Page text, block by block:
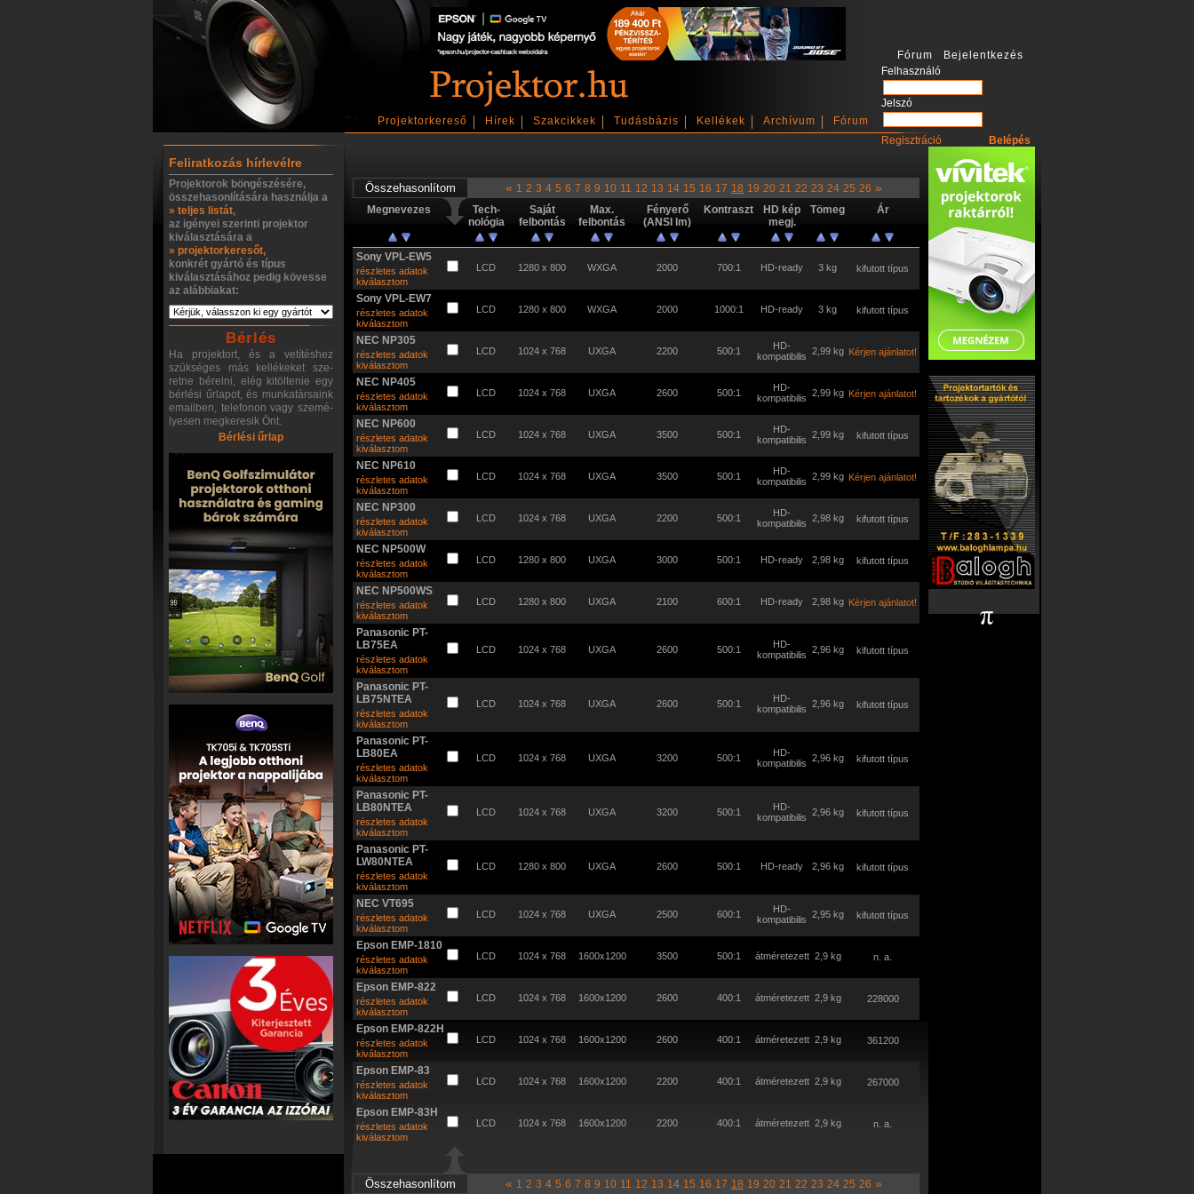
Fórum Bejelentkezés
Felhasználó
Jelszó
Regisztráció
Projektorkereső Hírek Szakcikkek Tudásbázis Kellékek Archívum Fórum
Feliratkozás hírlevélre
Projektorok böngészésére,
összehasonlítására használja a
» teljes listát,
az igényei szerinti projektor
kiválasztására a
» projektorkeresőt,
konkrét gyártó és típus
kiválasztásához pedig kövesse
az alábbiakat:
Bérlés
Ha projektort, és a vetítéshez
szükséges más kellékeket sze-
retne bérelni, elég kitöltenie egy
bérlési űrlapot, és munkatársaink
emailben, telefonon vagy szemé-
lyesen megkeresik Önt.
Bérlési űrlap
« 1 2 3 4 5 6 7 8 9 10 11 12 13 14 15 16 17 18 19 20 21 22 23 24 25 26 »
Megnevezes
Tech-
nológia
Saját
felbontás
Max.
felbontás
Fényerő
(ANSI lm)
Kontraszt
HD kép
megj.
Tömeg Ár
Sony VPL-EW5
részletes adatok
kiválasztom
LCD 1280 x 800 WXGA 2000 700:1 HD-ready 3 kg kifutott típus
Sony VPL-EW7
részletes adatok
kiválasztom
LCD 1280 x 800 WXGA 2000 1000:1 HD-ready 3 kg kifutott típus
NEC NP305
részletes adatok
kiválasztom
LCD 1024 x 768 UXGA 2200 500:1
HD-
kompatibilis 2,99 kg Kérjen ajánlatot!
NEC NP405
részletes adatok
kiválasztom
LCD 1024 x 768 UXGA 2600 500:1
HD-
kompatibilis 2,99 kg Kérjen ajánlatot!
NEC NP600
részletes adatok
kiválasztom
LCD 1024 x 768 UXGA 3500 500:1
HD-
kompatibilis 2,99 kg kifutott típus
NEC NP610
részletes adatok
kiválasztom
LCD 1024 x 768 UXGA 3500 500:1
HD-
kompatibilis 2,99 kg Kérjen ajánlatot!
NEC NP300
részletes adatok
kiválasztom
LCD 1024 x 768 UXGA 2200 500:1
HD-
kompatibilis 2,98 kg kifutott típus
NEC NP500W
részletes adatok
kiválasztom
LCD 1280 x 800 UXGA 3000 500:1 HD-ready 2,98 kg kifutott típus
NEC NP500WS
részletes adatok
kiválasztom
LCD 1280 x 800 UXGA 2100 600:1 HD-ready 2,98 kg Kérjen ajánlatot!
Panasonic PT-
LB75EA
részletes adatok
kiválasztom
LCD 1024 x 768 UXGA 2600 500:1
HD-
kompatibilis 2,96 kg kifutott típus
Panasonic PT-
LB75NTEA
részletes adatok
kiválasztom
LCD 1024 x 768 UXGA 2600 500:1
HD-
kompatibilis 2,96 kg kifutott típus
Panasonic PT-
LB80EA
részletes adatok
kiválasztom
LCD 1024 x 768 UXGA 3200 500:1
HD-
kompatibilis 2,96 kg kifutott típus
Panasonic PT-
LB80NTEA
részletes adatok
kiválasztom
LCD 1024 x 768 UXGA 3200 500:1
HD-
kompatibilis 2,96 kg kifutott típus
Panasonic PT-
LW80NTEA
részletes adatok
kiválasztom
LCD 1280 x 800 UXGA 2600 500:1 HD-ready 2,96 kg kifutott típus
NEC VT695
részletes adatok
kiválasztom
LCD 1024 x 768 UXGA 2500 600:1
HD-
kompatibilis 2,95 kg kifutott típus
Epson EMP-1810
részletes adatok
kiválasztom
LCD 1024 x 768 1600x1200 3500 500:1 átméretezett 2,9 kg n. a.
Epson EMP-822
részletes adatok
kiválasztom
LCD 1024 x 768 1600x1200 2600 400:1 átméretezett 2,9 kg 228000
Epson EMP-822H
részletes adatok
kiválasztom
LCD 1024 x 768 1600x1200 2600 400:1 átméretezett 2,9 kg 361200
Epson EMP-83
részletes adatok
kiválasztom
LCD 1024 x 768 1600x1200 2200 400:1 átméretezett 2,9 kg 267000
Epson EMP-83H
részletes adatok
kiválasztom
LCD 1024 x 768 1600x1200 2200 400:1 átméretezett 2,9 kg n. a.
« 1 2 3 4 5 6 7 8 9 10 11 12 13 14 15 16 17 18 19 20 21 22 23 24 25 26 »